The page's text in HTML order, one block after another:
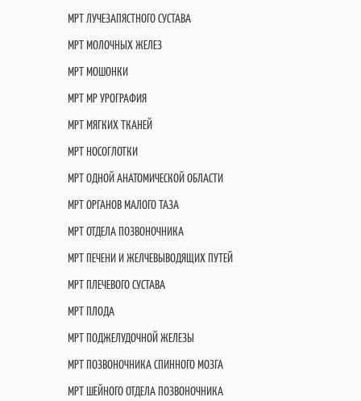
МРТ ЛУЧЕЗАПЯСТНОГО СУСТАВА
МРТ МОЛОЧНЫХ ЖЕЛЕЗ
МРТ МОШОНКИ
МРТ МР УРОГРАФИЯ
МРТ МЯГКИХ ТКАНЕЙ
МРТ НОСОГЛОТКИ
МРТ ОДНОЙ АНАТОМИЧЕСКОЙ ОБЛАСТИ
МРТ ОРГАНОВ МАЛОГО ТАЗА
МРТ ОТДЕЛА ПОЗВОНОЧНИКА
МРТ ПЕЧЕНИ И ЖЕЛЧЕВЫВОДЯЩИХ ПУТЕЙ
МРТ ПЛЕЧЕВОГО СУСТАВА
МРТ ПЛОДА
МРТ ПОДЖЕЛУДОЧНОЙ ЖЕЛЕЗЫ
МРТ ПОЗВОНОЧНИКА СПИННОГО МОЗГА
МРТ ШЕЙНОГО ОТДЕЛА ПОЗВОНОЧНИКА